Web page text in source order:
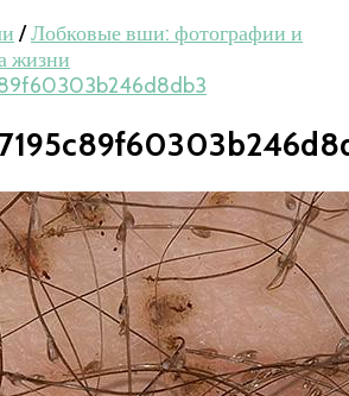
/Лобковые вши: фотографии и
жизни